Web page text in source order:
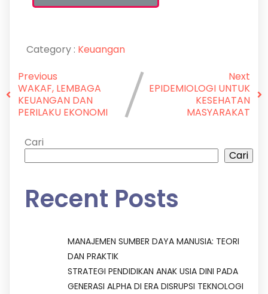
Category : Keuangan
Previous
WAKAF, LEMBAGA
KEUANGAN DAN
PERILAKU EKONOMI
Next
EPIDEMIOLOGI UNTUK
KESEHATAN
MASYARAKAT
Cari
Cari
Recent Posts
MANAJEMEN SUMBER DAYA MANUSIA: TEORI
DAN PRAKTIK
STRATEGI PENDIDIKAN ANAK USIA DINI PADA
GENERASI ALPHA DI ERA DISRUPSI TEKNOLOGI